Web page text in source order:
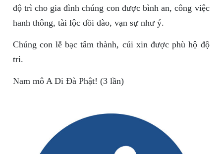
độ trì cho gia đình chúng con được bình an, công việc
hanh thông, tài lộc dồi dào, vạn sự như ý.
Chúng con lễ bạc tâm thành, cúi xin được phù hộ độ
trì.
Nam mô A Di Đà Phật! (3 lần)